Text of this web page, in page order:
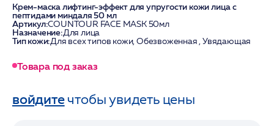
Крем-маска лифтинг-эффект для упругости кожи лица с
пептидами миндаля 50 мл
Артикул:COUNTOUR FACE MASK 50мл
Назначение:Для лица
Тип кожи:Для всех типов кожи, Обезвоженная , Увядающая
Товара под заказ
войдитечтобы увидеть цены